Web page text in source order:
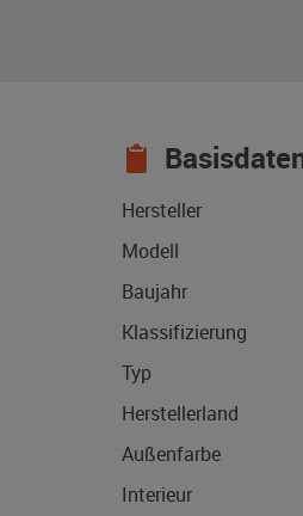
Hersteller
Modell
Baujahr
Klassifizierung
Typ
Herstellerland
Außenfarbe
Interieur